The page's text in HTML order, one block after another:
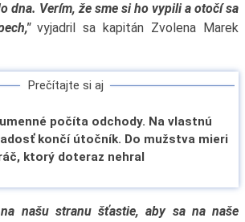
dna. Verím, že sme si ho vypili a otočí sa
vyjadril sa kapitán Zvolena Marek
Prečítajte si aj
počíta odchody. Na vlastnú
končí útočník. Do mužstva mieri
ktorý doteraz nehral
našu stranu šťastie, aby sa na naše